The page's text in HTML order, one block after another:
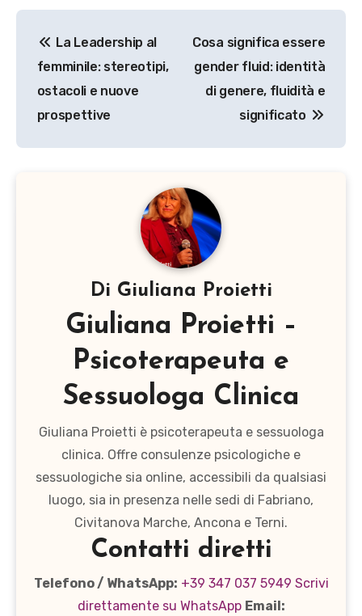
articoli
La Leadership al
femminile: stereotipi,
ostacoli e nuove
prospettive
Cosa significa essere
gender fluid: identità
di genere, fluidità e
significato
Di Giuliana Proietti
Giuliana Proietti –
Psicoterapeuta e
Sessuologa Clinica
Giuliana Proietti è psicoterapeuta e sessuologa
clinica. Offre consulenze psicologiche e
sessuologiche sia online, accessibili da qualsiasi
luogo, sia in presenza nelle sedi di Fabriano,
Civitanova Marche, Ancona e Terni.
Contatti diretti
Telefono / WhatsApp: +39 347 037 5949 Scrivi
direttamente su WhatsApp Email: